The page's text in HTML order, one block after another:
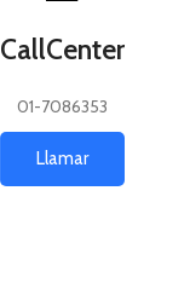
CallCenter
01-7086353
Llamar